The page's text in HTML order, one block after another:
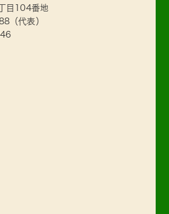
目104番地
（代表）